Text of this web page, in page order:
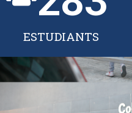
ESTUDIANTS